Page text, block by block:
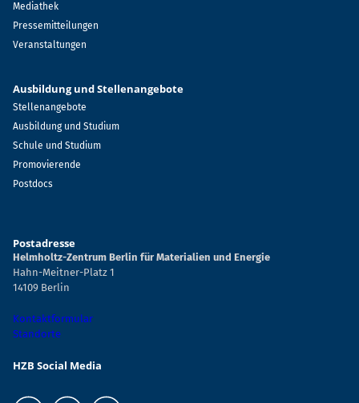
Mediathek
Pressemitteilungen
Veranstaltungen
Ausbildung und Stellenangebote
Stellenangebote
Ausbildung und Studium
Schule und Studium
Promovierende
Postdocs
Postadresse
Helmholtz-Zentrum Berlin für Materialien und Energie
Hahn-Meitner-Platz 1
14109 Berlin
Kontaktformular
Standorte
HZB Social Media